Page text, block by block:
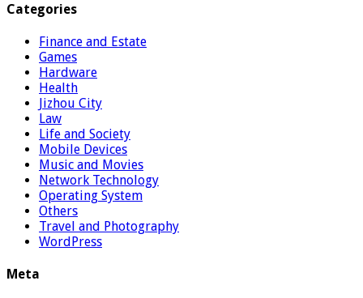
Categories
Finance and Estate
Games
Hardware
Health
Jizhou City
Law
Life and Society
Mobile Devices
Music and Movies
Network Technology
Operating System
Others
Travel and Photography
WordPress
Meta